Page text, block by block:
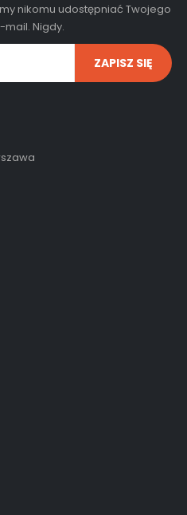
nikomu udostępniać Twojego
Nigdy.